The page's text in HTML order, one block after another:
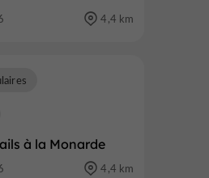
4,4 km
à la Monarde
4,4 km